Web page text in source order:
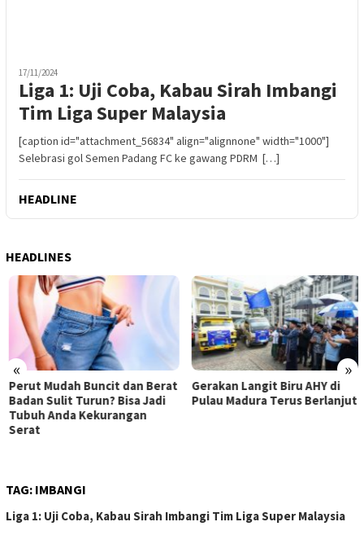
17/11/2024
Liga 1: Uji Coba, Kabau Sirah Imbangi
Tim Liga Super Malaysia
[caption id="attachment_56834" align="alignnone" width="1000"]
Selebrasi gol Semen Padang FC ke gawang PDRM […]
HEADLINE
HEADLINES
« »
Perut Mudah Buncit dan Berat
Badan Sulit Turun? Bisa Jadi
Tubuh Anda Kekurangan
Serat
Gerakan Langit Biru AHY di
Pulau Madura Terus Berlanjut
TAG: IMBANGI
Liga 1: Uji Coba, Kabau Sirah Imbangi Tim Liga Super Malaysia